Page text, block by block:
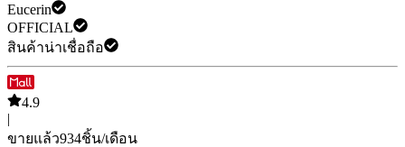
Eucerin
OFFICIAL
สินค้าน่าเชื่อถือ
4.9
|
ขายแล้ว934ชิ้น/เดือน